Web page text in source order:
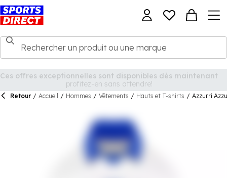
Retour / Accueil / Hommes / Vêtements / Hauts et T-shirts / Azzurri